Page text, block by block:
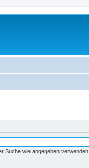
Suche wie angegeben verwenden